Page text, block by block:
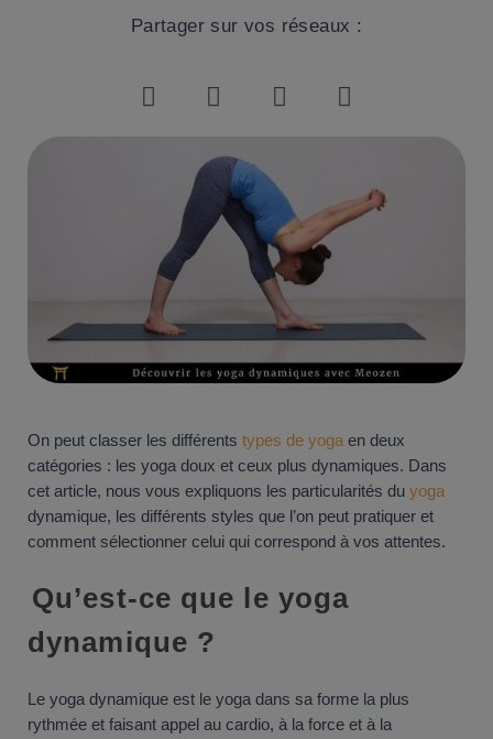
Partager sur vos réseaux :
On peut classer les différents types de yoga en deux
catégories : les yoga doux et ceux plus dynamiques. Dans
cet article, nous vous expliquons les particularités du yoga
dynamique, les différents styles que l’on peut pratiquer et
comment sélectionner celui qui correspond à vos attentes.
Qu’est-ce que le yoga
dynamique ?
Le yoga dynamique est le yoga dans sa forme la plus
rythmée et faisant appel au cardio, à la force et à la